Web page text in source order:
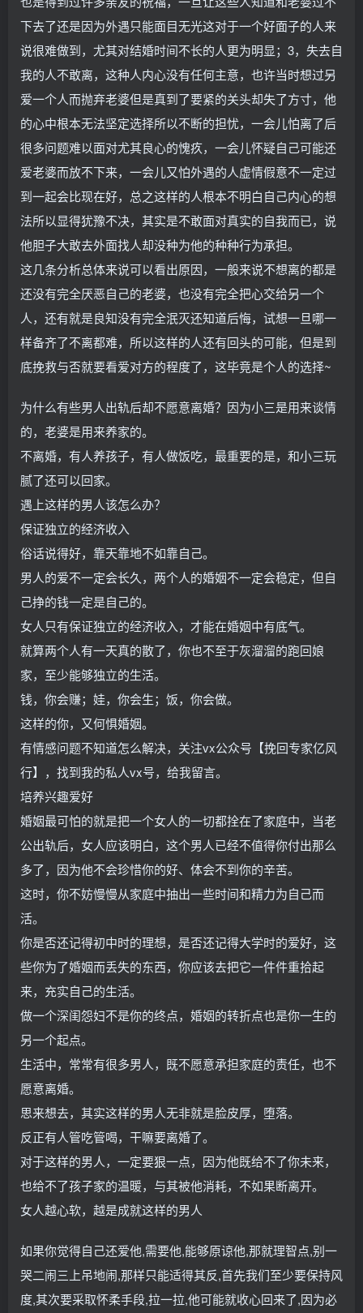
下去了还是因为外遇只能面目无光这对于一个好面子的人来
说很难做到，尤其对结婚时间不长的人更为明显；3，失去自
我的人不敢离，这种人内心没有任何主意，也许当时想过另
爱一个人而抛弃老婆但是真到了要紧的关头却失了方寸，他
的心中根本无法坚定选择所以不断的担忧，一会儿怕离了后
很多问题难以面对尤其良心的愧疚，一会儿怀疑自己可能还
爱老婆而放不下来，一会儿又怕外遇的人虚情假意不一定过
到一起会比现在好，总之这样的人根本不明白自己内心的想
法所以显得犹豫不决，其实是不敢面对真实的自我而已，说
他胆子大敢去外面找人却没种为他的种种行为承担。
这几条分析总体来说可以看出原因，一般来说不想离的都是
还没有完全厌恶自己的老婆，也没有完全把心交给另一个
人，还有就是良知没有完全泯灭还知道后悔，试想一旦哪一
样备齐了不离都难，所以这样的人还有回头的可能，但是到
底挽救与否就要看爱对方的程度了，这毕竟是个人的选择~
为什么有些男人出轨后却不愿意离婚？因为小三是用来谈情
的，老婆是用来养家的。
不离婚，有人养孩子，有人做饭吃，最重要的是，和小三玩
腻了还可以回家。
遇上这样的男人该怎么办？
保证独立的经济收入
俗话说得好，靠天靠地不如靠自己。
男人的爱不一定会长久，两个人的婚姻不一定会稳定，但自
己挣的钱一定是自己的。
女人只有保证独立的经济收入，才能在婚姻中有底气。
就算两个人有一天真的散了，你也不至于灰溜溜的跑回娘
家，至少能够独立的生活。
钱，你会赚；娃，你会生；饭，你会做。
这样的你，又何惧婚姻。
有情感问题不知道怎么解决，关注vx公众号【挽回专家亿风
行】，找到我的私人vx号，给我留言。
培养兴趣爱好
婚姻最可怕的就是把一个女人的一切都拴在了家庭中，当老
公出轨后，女人应该明白，这个男人已经不值得你付出那么
多了，因为他不会珍惜你的好、体会不到你的辛苦。
这时，你不妨慢慢从家庭中抽出一些时间和精力为自己而
活。
你是否还记得初中时的理想，是否还记得大学时的爱好，这
些你为了婚姻而丢失的东西，你应该去把它一件件重拾起
来，充实自己的生活。
做一个深闺怨妇不是你的终点，婚姻的转折点也是你一生的
另一个起点。
生活中，常常有很多男人，既不愿意承担家庭的责任，也不
愿意离婚。
思来想去，其实这样的男人无非就是脸皮厚，堕落。
反正有人管吃管喝，干嘛要离婚了。
对于这样的男人，一定要狠一点，因为他既给不了你未来，
也给不了孩子家的温暖，与其被他消耗，不如果断离开。
女人越心软，越是成就这样的男人
如果你觉得自己还爱他,需要他,能够原谅他,那就理智点,别一
哭二闹三上吊地闹,那样只能适得其反,首先我们至少要保持风
度,其次要采取怀柔手段,拉一拉,他可能就收心回来了,因为必